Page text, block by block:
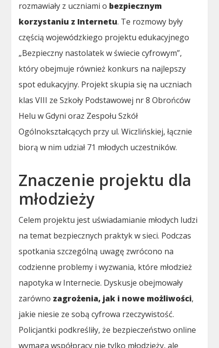
rozmawiały z uczniami o bezpiecznym
korzystaniu z Internetu. Te rozmowy były
częścią wojewódzkiego projektu edukacyjnego
„Bezpieczny nastolatek w świecie cyfrowym”,
który obejmuje również konkurs na najlepszy
spot edukacyjny. Projekt skupia się na uczniach
klas VIII ze Szkoły Podstawowej nr 8 Obrońców
Helu w Gdyni oraz Zespołu Szkół
Ogólnokształcących przy ul. Wiczlińskiej, łącznie
biorą w nim udział 71 młodych uczestników.
Znaczenie projektu dla
młodzieży
Celem projektu jest uświadamianie młodych ludzi
na temat bezpiecznych praktyk w sieci. Podczas
spotkania szczególną uwagę zwrócono na
codzienne problemy i wyzwania, które młodzież
napotyka w Internecie. Dyskusje obejmowały
zarówno zagrożenia, jak i nowe możliwości,
jakie niesie ze sobą cyfrowa rzeczywistość.
Policjantki podkreśliły, że bezpieczeństwo online
wymaga współpracy nie tylko młodzieży, ale